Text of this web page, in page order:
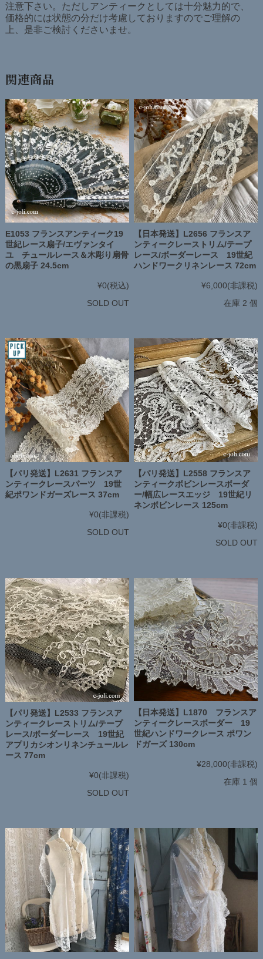
注意下さい。ただしアンティークとしては十分魅力的で、
価格的には状態の分だけ考慮しておりますのでご理解の
上、是非ご検討くださいませ。
関連商品
E1053 フランスアンティーク19
世紀レース扇子/エヴァンタイ
ユ チュールレース＆木彫り扇骨
の黒扇子 24.5cm
¥0(税込)
SOLD OUT
【日本発送】L2656 フランスア
ンティークレーストリム/テープ
レース/ボーダーレース 19世紀
ハンドワークリネンレース 72cm
¥6,000(非課税)
在庫 2 個
【パリ発送】L2631 フランスア
ンティークレースパーツ 19世
紀ポワンドガーズレース 37cm
¥0(非課税)
SOLD OUT
【パリ発送】L2558 フランスア
ンティークボビンレースボーダ
ー/幅広レースエッジ 19世紀リ
ネンボビンレース 125cm
¥0(非課税)
SOLD OUT
【パリ発送】L2533 フランスア
ンティークレーストリム/テープ
レース/ボーダーレース 19世紀
アプリカシオンリネンチュールレ
ース 77cm
¥0(非課税)
SOLD OUT
【日本発送】L1870 フランスア
ンティークレースボーダー 19
世紀ハンドワークレース ポワン
ドガーズ 130cm
¥28,000(非課税)
在庫 1 個